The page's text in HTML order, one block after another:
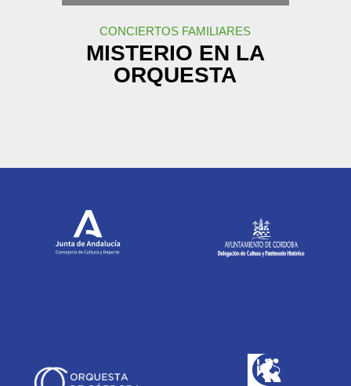
CONCIERTOS FAMILIARES
MISTERIO EN LA
ORQUESTA